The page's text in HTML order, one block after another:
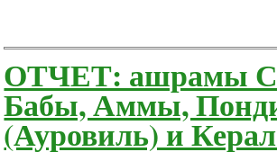
ОТЧЕТ: ашрамы
Бабы, Аммы,
(Ауровиль) и